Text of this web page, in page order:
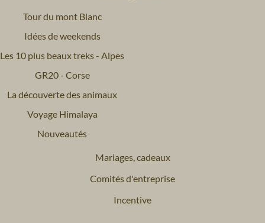
Tour du mont Blanc
Idées de weekends
Les 10 plus beaux treks - Alpes
GR20 - Corse
La découverte des animaux
Voyage Himalaya
Nouveautés
Mariages, cadeaux
Comités d'entreprise
Incentive